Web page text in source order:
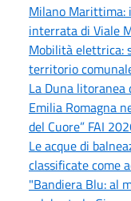
Milano Marittima:
interrata di Viale
Mobilità elettrica:
territorio
La Duna litoranea
Emilia Romagna
del Cuore” FAI
Le acque di
classificate come
"Bandiera Blu: al